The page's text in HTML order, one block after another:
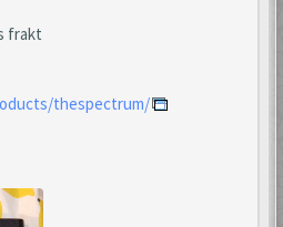
frakt
thespectrum/